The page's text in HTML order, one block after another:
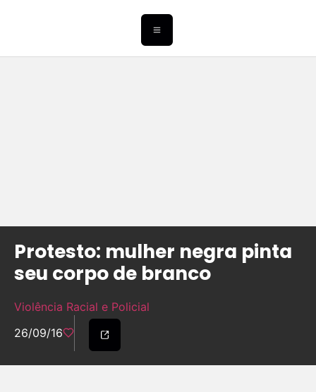
Protesto: mulher negra pinta
seu corpo de branco
Violência Racial e Policial
26/09/16